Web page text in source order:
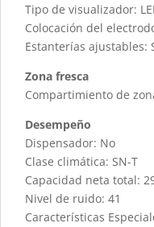
Tipo de visualizador:
Colocación del
Estanterías ajustables:
Zona fresca
Compartimiento de
Desempeño
Dispensador: No
Clase climática: SN-T
Capacidad neta total:
Nivel de ruido: 41
Características